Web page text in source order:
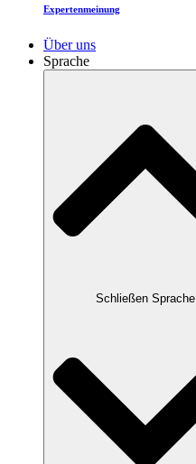
Expertenmeinung
Über uns
Sprache
Schließen Sprache